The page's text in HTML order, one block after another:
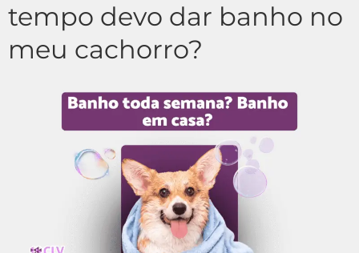
tempo devo dar banho no
meu cachorro?